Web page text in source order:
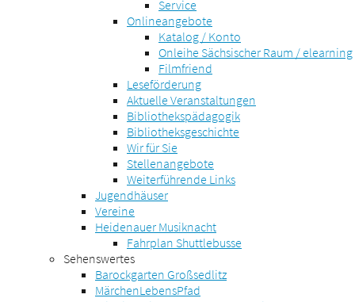
Service
Onlineangebote
Katalog / Konto
Onleihe Sächsischer Raum / elearning
Filmfriend
Leseförderung
Aktuelle Veranstaltungen
Bibliothekspädagogik
Bibliotheksgeschichte
Wir für Sie
Stellenangebote
Weiterführende Links
Jugendhäuser
Vereine
Heidenauer Musiknacht
Fahrplan Shuttlebusse
Sehenswertes
Barockgarten Großsedlitz
MärchenLebensPfad